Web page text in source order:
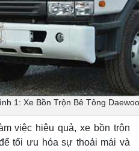
1: Xe Bồn Trộn Bê Tông
việc hiệu quả, xe bồn trộn
tối ưu hóa sự thoải mái và